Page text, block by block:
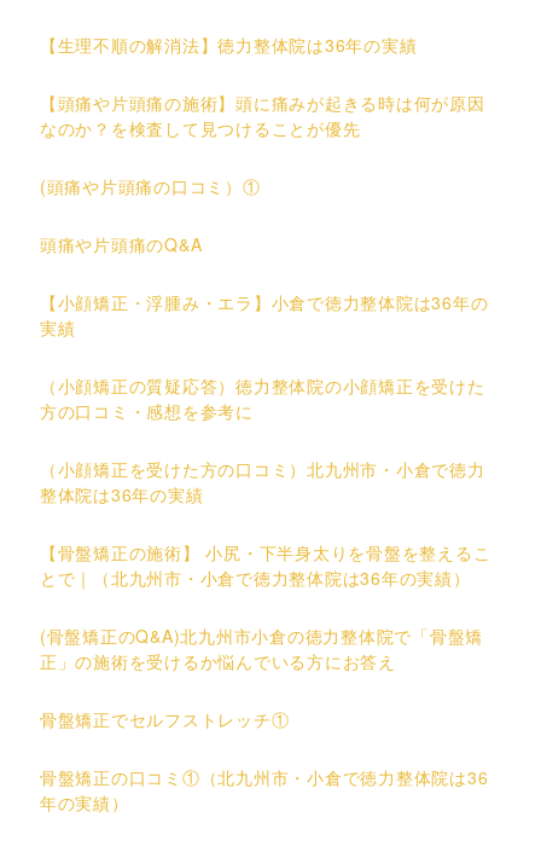
【生理不順の解消法】徳力整体院は36年の実績
【頭痛や片頭痛の施術】頭に痛みが起きる時は何が原因
なのか？を検査して見つけることが優先
(頭痛や片頭痛の口コミ）①
頭痛や片頭痛のQ&A
【小顔矯正・浮腫み・エラ】小倉で徳力整体院は36年の
実績
（小顔矯正の質疑応答）徳力整体院の小顔矯正を受けた
方の口コミ・感想を参考に
（小顔矯正を受けた方の口コミ）北九州市・小倉で徳力
整体院は36年の実績
【骨盤矯正の施術】 小尻・下半身太りを骨盤を整えるこ
とで｜（北九州市・小倉で徳力整体院は36年の実績）
(骨盤矯正のQ&A)北九州市小倉の徳力整体院で「骨盤矯
正」の施術を受けるか悩んでいる方にお答え
骨盤矯正でセルフストレッチ①
骨盤矯正の口コミ①（北九州市・小倉で徳力整体院は36
年の実績）